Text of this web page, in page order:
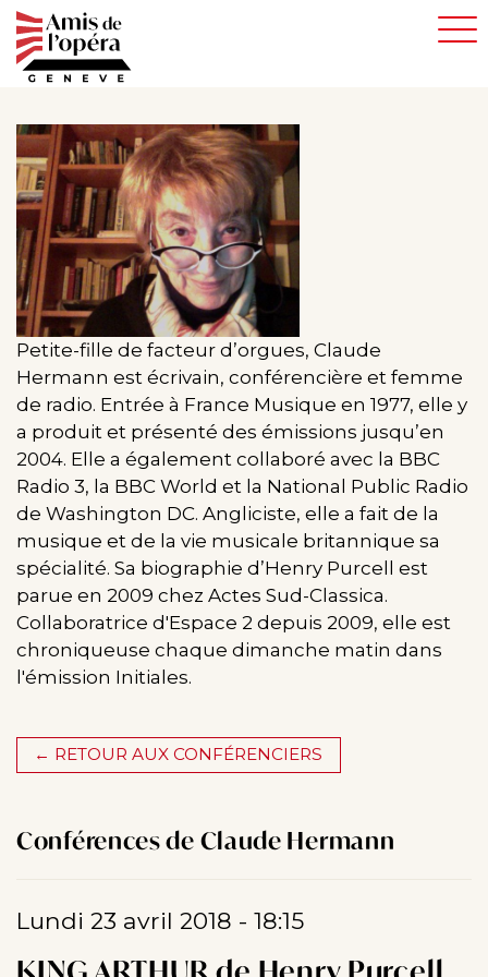
Aller
au
contenu
Petite-fille de facteur d’orgues, Claude
Hermann est écrivain, conférencière et femme
de radio. Entrée à France Musique en 1977, elle y
a produit et présenté des émissions jusqu’en
2004. Elle a également collaboré avec la BBC
Radio 3, la BBC World et la National Public Radio
de Washington DC. Angliciste, elle a fait de la
musique et de la vie musicale britannique sa
spécialité. Sa biographie d’Henry Purcell est
parue en 2009 chez Actes Sud-Classica.
Collaboratrice d'Espace 2 depuis 2009, elle est
chroniqueuse chaque dimanche matin dans
l'émission Initiales.
← RETOUR AUX CONFÉRENCIERS
Conférences de Claude Hermann
Lundi 23 avril 2018 - 18:15